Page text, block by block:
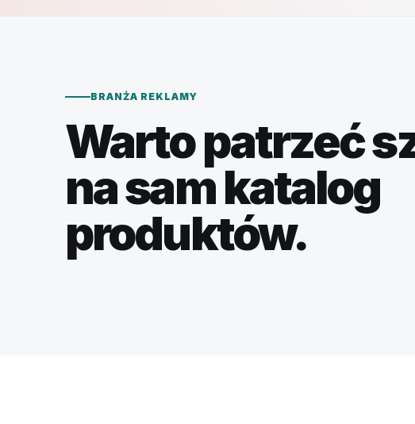
BRANŻA REKLAMY
Warto patrzeć
na sam katalog
produktów.